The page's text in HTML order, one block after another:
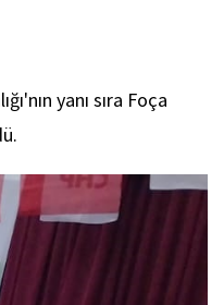
yanı sıra Foça